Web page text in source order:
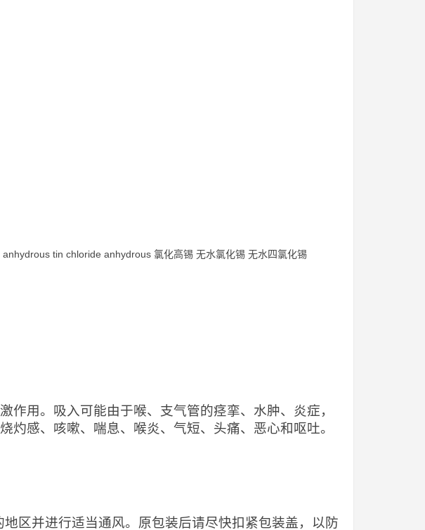
tin chloride anhydrous 氯化高锡 无水氯化锡 无水四氯化锡
作用。吸入可能由于喉、支气管的痉挛、水肿、炎症，
灼感、咳嗽、喘息、喉炎、气短、头痛、恶心和呕吐。
区并进行适当通风。原包装后请尽快扣紧包装盖，以防